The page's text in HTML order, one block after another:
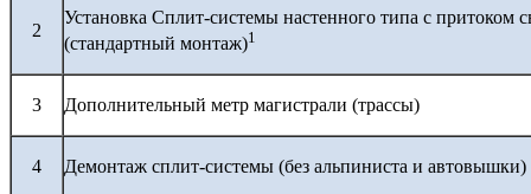
2
Установка Сплит-системы настенного типа с притоком
(стандартный монтаж)1
3 Дополнительный метр магистрали (трассы)
4 Демонтаж сплит-системы (без альпиниста и автовышки)